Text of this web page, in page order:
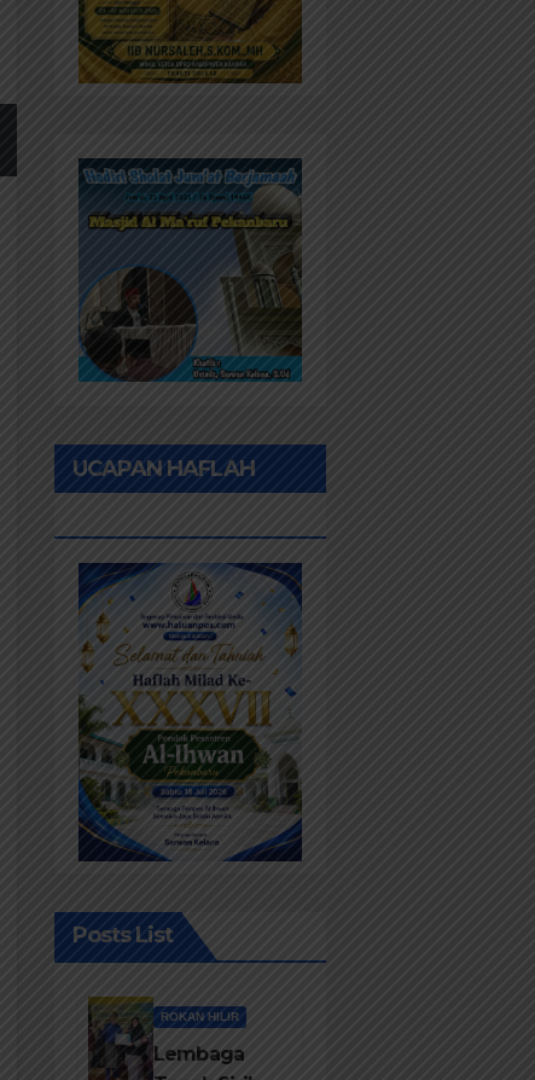
UCAPAN HAFLAH
Posts List
ROKAN HILIR
Lembaga